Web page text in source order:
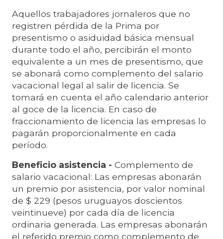
Aquellos trabajadores jornaleros que no
registren pérdida de la Prima por
presentismo o asiduidad básica mensual
durante todo el año, percibirán el monto
equivalente a un mes de presentismo, que
se abonará como complemento del salario
vacacional legal al salir de licencia. Se
tomará en cuenta el año calendario anterior
al goce de la licencia. En caso de
fraccionamiento de licencia las empresas lo
pagarán proporcionalmente en cada
período.
Beneficio asistencia - Complemento de
salario vacacional: Las empresas abonarán
un premio por asistencia, por valor nominal
de $ 229 (pesos uruguayos doscientos
veintinueve) por cada día de licencia
ordinaria generada. Las empresas abonarán
el referido premio como complemento de